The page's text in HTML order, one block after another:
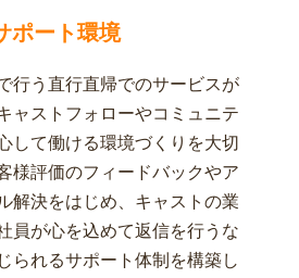
ポート環境
行う直行直帰でのサービスが
ャストフォローやコミュニテ
して働ける環境づくりを大切
様評価のフィードバックやア
解決をはじめ、キャストの業
員が心を込めて返信を行うな
られるサポート体制を構築し